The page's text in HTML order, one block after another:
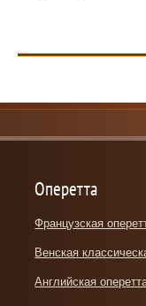
Оперетта
Французская
Венская
Английская